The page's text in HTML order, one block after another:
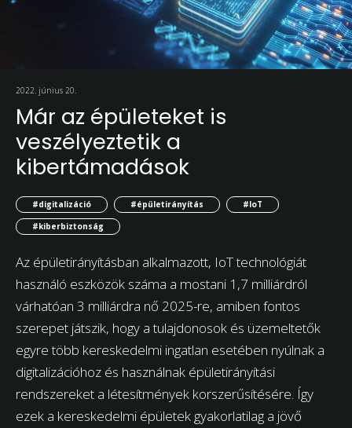
2022. június 20.
Már az épületeket is
veszélyeztetik a
kibertámadások
#digitalizáció #épületirányítás
#IoT
#kiberbiztonság
Az épületirányításban alkalmazott, IoT technológiát
használó eszközök száma a mostani 1,7 milliárdról
várhatóan 3 milliárdra nő 2025-re, amiben fontos
szerepet játszik, hogy a tulajdonosok és üzemeltetők
egyre több kereskedelmi ingatlan esetében nyúlnak a
digitalizációhoz és használnak épületirányítási
rendszereket a létesítmények korszerűsítésére. Így
ezek a kereskedelmi épületek gyakorlatilag a jövő